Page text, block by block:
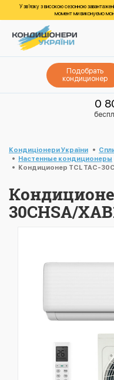
У зв’язку з високою сезонною
момент ми виконуємо
Подобрать
кондиционер
0
Кондиціонери України
Настенные кондиционеры
Кондиционер TCL TAC-
30CHSA/